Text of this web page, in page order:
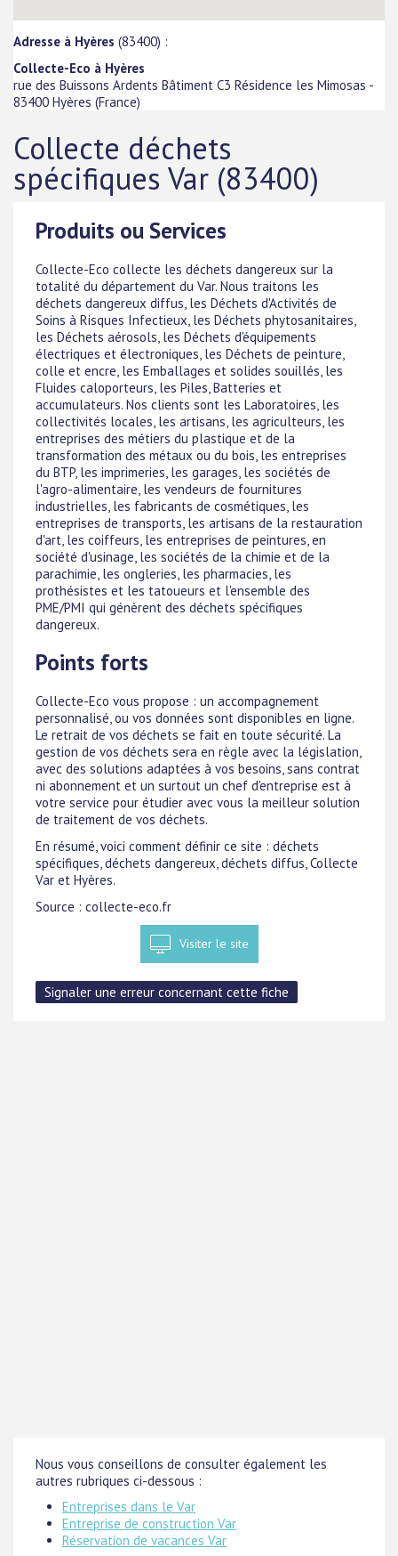
Adresse à Hyères (83400) :
Collecte-Eco à Hyères
rue des Buissons Ardents Bâtiment C3 Résidence les Mimosas -
83400 Hyères (France)
Collecte déchets
spécifiques Var (83400)
Produits ou Services
Collecte-Eco collecte les déchets dangereux sur la
totalité du département du Var. Nous traitons les
déchets dangereux diffus, les Déchets d'Activités de
Soins à Risques Infectieux, les Déchets phytosanitaires,
les Déchets aérosols, les Déchets d'équipements
électriques et électroniques, les Déchets de peinture,
colle et encre, les Emballages et solides souillés, les
Fluides caloporteurs, les Piles, Batteries et
accumulateurs. Nos clients sont les Laboratoires, les
collectivités locales, les artisans, les agriculteurs, les
entreprises des métiers du plastique et de la
transformation des métaux ou du bois, les entreprises
du BTP, les imprimeries, les garages, les sociétés de
l'agro-alimentaire, les vendeurs de fournitures
industrielles, les fabricants de cosmétiques, les
entreprises de transports, les artisans de la restauration
d'art, les coiffeurs, les entreprises de peintures, en
société d'usinage, les sociétés de la chimie et de la
parachimie, les ongleries, les pharmacies, les
prothésistes et les tatoueurs et l'ensemble des
PME/PMI qui génèrent des déchets spécifiques
dangereux.
Points forts
Collecte-Eco vous propose : un accompagnement
personnalisé, ou vos données sont disponibles en ligne.
Le retrait de vos déchets se fait en toute sécurité. La
gestion de vos déchets sera en règle avec la législation,
avec des solutions adaptées à vos besoins, sans contrat
ni abonnement et un surtout un chef d'entreprise est à
votre service pour étudier avec vous la meilleur solution
de traitement de vos déchets.
En résumé, voici comment définir ce site : déchets
spécifiques, déchets dangereux, déchets diffus, Collecte
Var et Hyères.
Source : collecte-eco.fr
Visiter le site
Nous vous conseillons de consulter également les
autres rubriques ci-dessous :
Entreprises dans le Var
Entreprise de construction Var
Réservation de vacances Var